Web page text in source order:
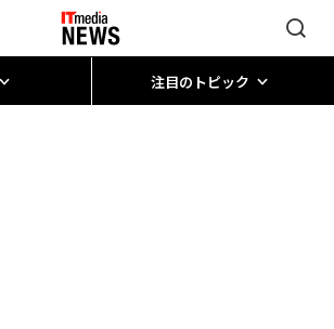
注目のトピック